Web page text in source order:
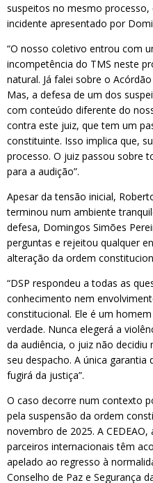
suspeitos no mesmo
incidente apresentado por
“O nosso coletivo entrou com
incompetência do TMS neste
natural. Já falei sobre o
Mas, a defesa de um dos
com conteúdo diferente do
contra este juiz, que tem um
constituinte. Isso implica que,
processo. O juiz passou sobre
para a audição”.
Apesar da tensão inicial,
terminou num ambiente
defesa, Domingos Simões
perguntas e rejeitou qualquer
alteração da ordem
“DSP respondeu a todas as
conhecimento nem
constitucional. Ele é um
verdade. Nunca elegerá a
da audiência, o juiz não
seu despacho. A única
fugirá da justiça”.
O caso decorre num contexto
pela suspensão da ordem
novembro de 2025. A
parceiros internacionais têm
apelado ao regresso à
Conselho de Paz e Segurança